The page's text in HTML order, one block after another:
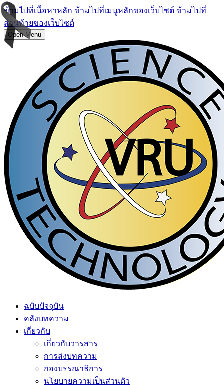
ข้ามไปที่เนื้อหาหลัก ข้ามไปที่เมนูหลักของเว็บไซต์ ข้ามไปที่
ส่วนท้ายของเว็บไซต์
Open Menu
ฉบับปัจจุบัน
คลังบทความ
เกี่ยวกับ
เกี่ยวกับวารสาร
การส่งบทความ
กองบรรณาธิการ
นโยบายความเป็นส่วนตัว